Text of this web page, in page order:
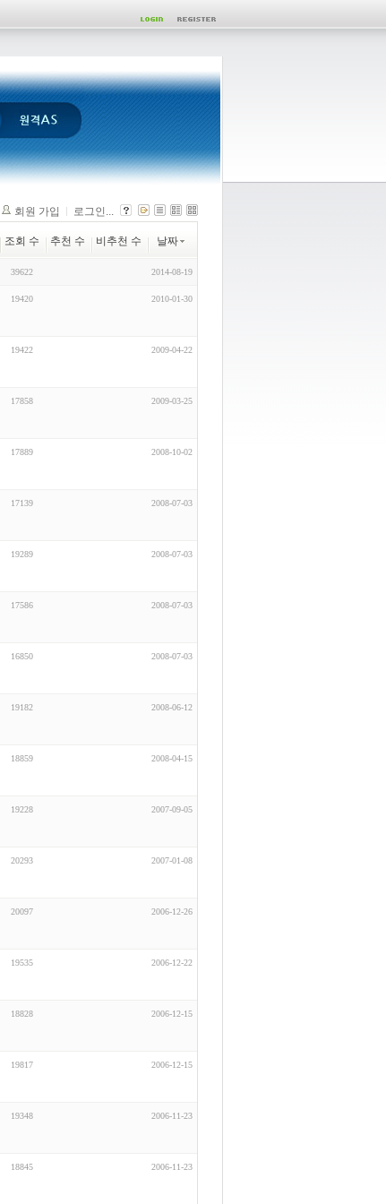
회원 가입 로그인...
조회 수 추천 수 비추천 수 날짜
39622 2014-08-19
19420 2010-01-30
19422 2009-04-22
17858 2009-03-25
17889 2008-10-02
17139 2008-07-03
19289 2008-07-03
17586 2008-07-03
16850 2008-07-03
19182 2008-06-12
18859 2008-04-15
19228 2007-09-05
20293 2007-01-08
20097 2006-12-26
19535 2006-12-22
18828 2006-12-15
19817 2006-12-15
19348 2006-11-23
18845 2006-11-23